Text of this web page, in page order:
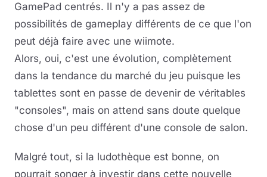
GamePad centrés. Il n'y a pas assez de
possibilités de gameplay différents de ce que l'on
peut déjà faire avec une wiimote.
Alors, oui, c'est une évolution, complètement
dans la tendance du marché du jeu puisque les
tablettes sont en passe de devenir de véritables
"consoles", mais on attend sans doute quelque
chose d'un peu différent d'une console de salon.
Malgré tout, si la ludothèque est bonne, on
pourrait songer à investir dans cette nouvelle